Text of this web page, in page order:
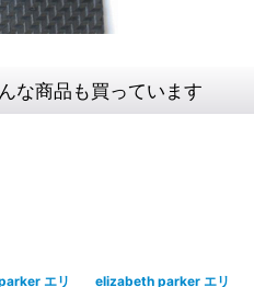
な商品も買っています
エリ
elizabeth parker エリ